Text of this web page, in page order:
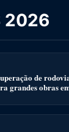
2026
de
grandes obras